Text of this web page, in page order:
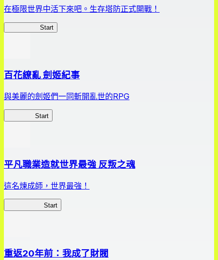
在極限世界中活下來吧。生存塔防正式開戰！
Start
百花繚亂 劍姬紀事
與美麗的劍姬們一同斬開亂世的RPG
Start
平凡職業造就世界最強 反叛之魂
這名煉成師，世界最強！
Start
重返20年前：我成了財閥